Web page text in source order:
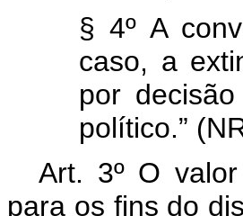
§ 4º A
caso, a
por
político.”
Art. 3º O
para os fins do